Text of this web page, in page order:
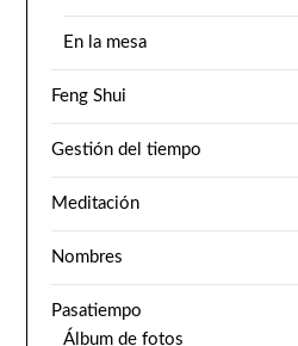
En la mesa
Feng Shui
Gestión del tiempo
Meditación
Nombres
Pasatiempo
Álbum de fotos